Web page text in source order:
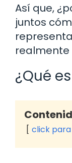
Así que,
juntos
realmente
¿Qué
click